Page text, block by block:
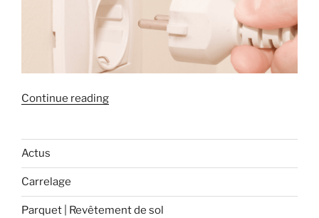
Continue reading« Comment
de
? »
Actus
Carrelage
Parquet | Revêtement de sol